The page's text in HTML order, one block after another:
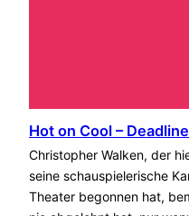
Hot on Cool –
Christopher Walken, der
seine schauspielerische
Theater begonnen hat,